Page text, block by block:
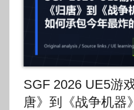
SGF 2026 UE5游
唐》到《战争机器